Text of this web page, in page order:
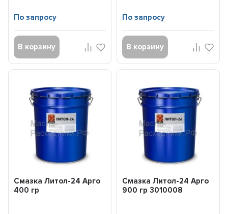
По запросу
В корзину
По запросу
В корзину
Смазка Литол-24 Арго
400 гр
Смазка Литол-24 Арго
900 гр 3010008